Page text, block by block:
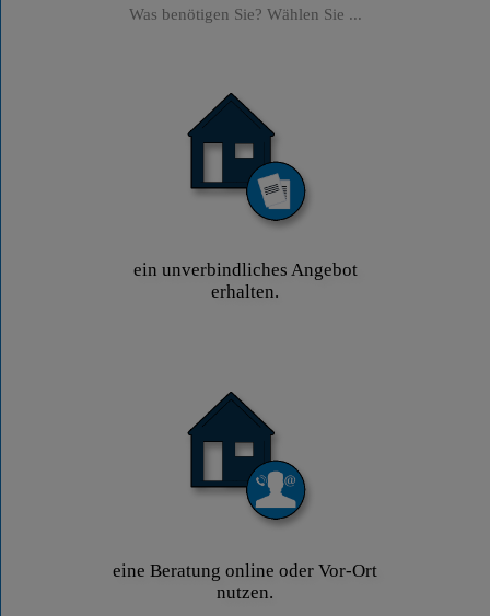
Was benötigen Sie? Wählen Sie ...
ein unverbindliches Angebot
erhalten.
eine Beratung online oder Vor-Ort
nutzen.